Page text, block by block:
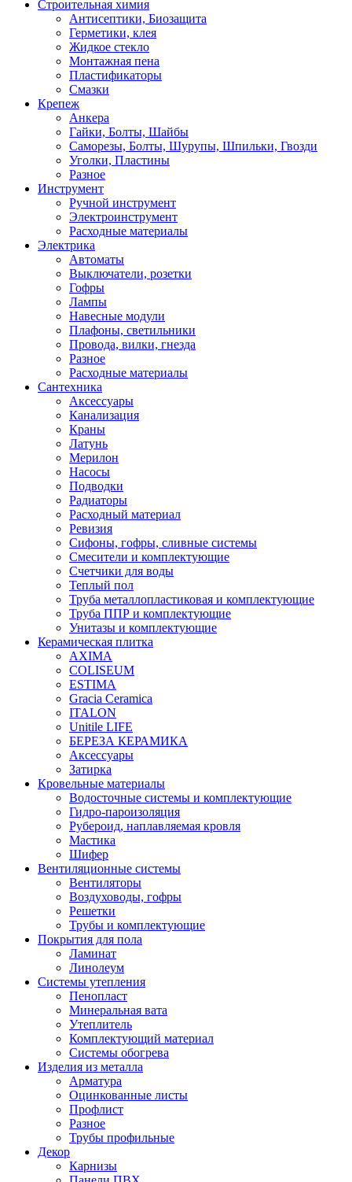
Строительная химия
Антисептики, Биозащита
Герметики, клея
Жидкое стекло
Монтажная пена
Пластификаторы
Смазки
Крепеж
Анкера
Гайки, Болты, Шайбы
Саморезы, Болты, Шурупы, Шпильки, Гвозди
Уголки, Пластины
Разное
Инструмент
Ручной инструмент
Электроинструмент
Расходные материалы
Электрика
Автоматы
Выключатели, розетки
Гофры
Лампы
Навесные модули
Плафоны, светильники
Провода, вилки, гнезда
Разное
Расходные материалы
Сантехника
Аксессуары
Канализация
Краны
Латунь
Мерилон
Насосы
Подводки
Радиаторы
Расходный материал
Ревизия
Сифоны, гофры, сливные системы
Смесители и комплектующие
Счетчики для воды
Теплый пол
Труба металлопластиковая и комплектующие
Труба ППР и комплектующие
Унитазы и комплектующие
Керамическая плитка
AXIMA
COLISEUM
ESTIMA
Gracia Ceramica
ITALON
Unitile LIFE
БЕРЕЗА КЕРАМИКА
Аксессуары
Затирка
Кровельные материалы
Водосточные системы и комплектующие
Гидро-пароизоляция
Рубероид, наплавляемая кровля
Мастика
Шифер
Вентиляционные системы
Вентиляторы
Воздуховоды, гофры
Решетки
Трубы и комплектующие
Покрытия для пола
Ламинат
Линолеум
Системы утепления
Пенопласт
Минеральная вата
Утеплитель
Комплектующий материал
Системы обогрева
Изделия из металла
Арматура
Оцинкованные листы
Профлист
Разное
Трубы профильные
Декор
Карнизы